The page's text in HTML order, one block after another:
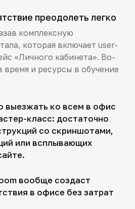
преодолеть легко
комплексную
которая включает user-
«Личного кабинета». Во-
и ресурсы в обучение
выезжать ко всем в офис
класс: достаточно
со скриншотами,
или всплывающих
вообще создаст
в офисе без затрат